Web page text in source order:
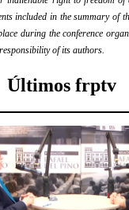
included in the summary of
during the conference
of its authors.
Últimos frptv